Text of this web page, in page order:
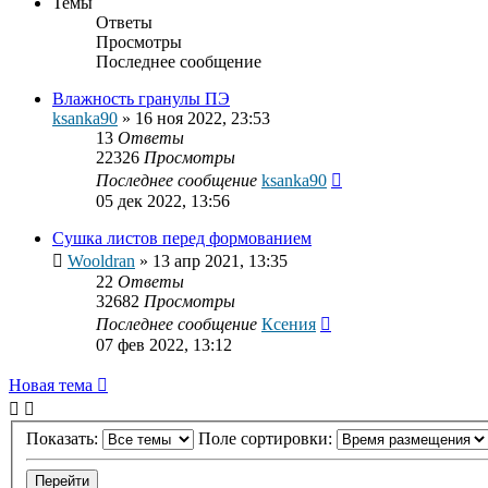
Ответы
Просмотры
Последнее сообщение
Влажность гранулы ПЭ
ksanka90 » 16 ноя 2022, 23:53
13 Ответы
22326 Просмотры
Последнее сообщение ksanka90
05 дек 2022, 13:56
Сушка листов перед формованием
Wooldran » 13 апр 2021, 13:35
22 Ответы
32682 Просмотры
Последнее сообщение Ксения
07 фев 2022, 13:12
Новая тема
Показать: Поле сортировки: